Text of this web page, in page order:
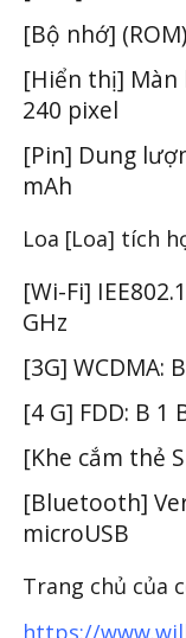
[Bộ nhớ]
[Hiển thị] Màn
240 pixel
[Pin] Dung
mAh
Loa [Loa] tích
[Wi-Fi]
GHz
[3G] WCDMA:
[4 G] FDD: B 1
[Khe cắm thẻ
[Bluetooth]
microUSB
Trang chủ của
https://